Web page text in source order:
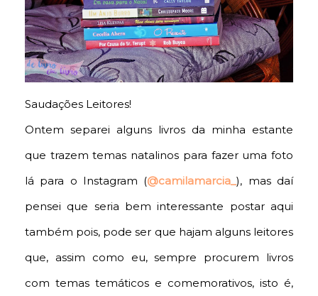
Saudações Leitores!
Ontem separei alguns livros da minha estante
que trazem temas natalinos para fazer uma foto
lá para o Instagram (@camilamarcia_), mas daí
pensei que seria bem interessante postar aqui
também pois, pode ser que hajam alguns leitores
que, assim como eu, sempre procurem livros
com temas temáticos e comemorativos, isto é,